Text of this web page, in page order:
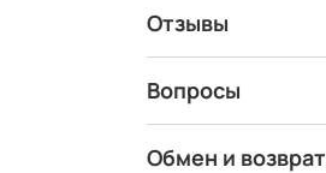
Отзывы
Вопросы
Обмен и возврат